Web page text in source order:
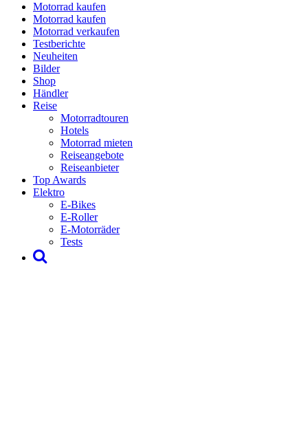
Motorrad kaufen
Motorrad kaufen
Motorrad verkaufen
Testberichte
Neuheiten
Bilder
Shop
Händler
Reise
Motorradtouren
Hotels
Motorrad mieten
Reiseangebote
Reiseanbieter
Top Awards
Elektro
E-Bikes
E-Roller
E-Motorräder
Tests